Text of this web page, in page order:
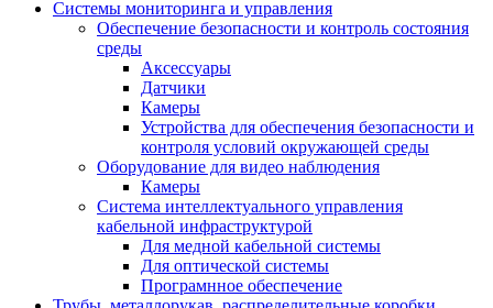
Системы мониторинга и управления
Обеспечение безопасности и контроль состояния
среды
Аксессуары
Датчики
Камеры
Устройства для обеспечения безопасности и
контроля условий окружающей среды
Оборудование для видео наблюдения
Камеры
Система интеллектуального управления
кабельной инфраструктурой
Для медной кабельной системы
Для оптической системы
Програмнное обеспечение